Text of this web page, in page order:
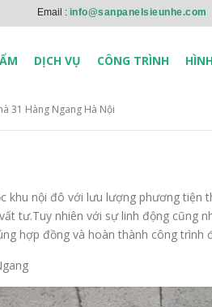
Email : info@sanpanelsieunhe.com
DỊCH VỤ CÔNG TRÌNH
31 Hàng Ngang Hà Nội
khu nội đô với lưu lượng phương tiện
tư.Tuy nhiên với sự linh động cũng
hợp đồng và hoàn thành công trình